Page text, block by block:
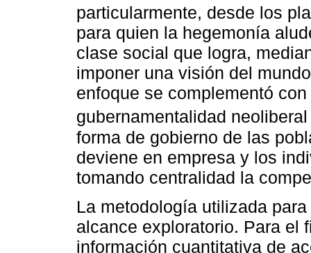
particularmente, desde los
para quien la hegemonía
clase social que logra,
imponer una visión del
enfoque se complementó
gubernamentalidad
forma de gobierno de las
deviene en empresa y los
tomando centralidad la
La metodología utilizada
alcance exploratorio. Para el
información cuantitativa de